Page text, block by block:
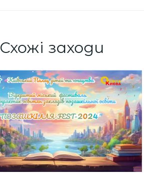
Схожі заходи